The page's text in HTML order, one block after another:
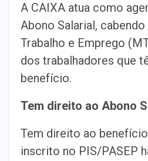
A CAIXA atua como
Abono Salarial,
Trabalho e Emprego
dos trabalhadores que
benefício.
Tem direito ao Abono
Tem direito ao
inscrito no PIS/PASEP